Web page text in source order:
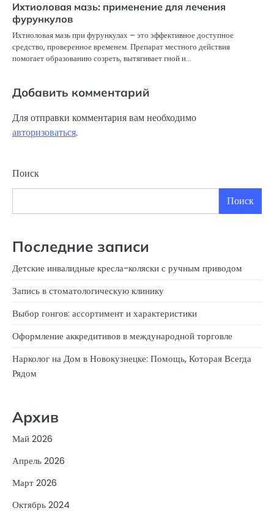
Ихтиоловая мазь: применение для лечения
фурункулов
Ихтиоловая мазь при фурункулах – это эффективное доступное
средство, проверенное временем. Препарат местного действия
помогает образованию созреть, вытягивает гной и…
Добавить комментарий
Для отправки комментария вам необходимо
авторизоваться.
Поиск
Поиск
Последние записи
Детские инвалидные кресла-коляски с ручным приводом
Запись в стоматологическую клинику
Выбор гонгов: ассортимент и характеристики
Оформление аккредитивов в международной торговле
Нарколог на Дом в Новокузнецке: Помощь, Которая Всегда
Рядом
Архив
Май 2026
Апрель 2026
Март 2026
Октябрь 2024